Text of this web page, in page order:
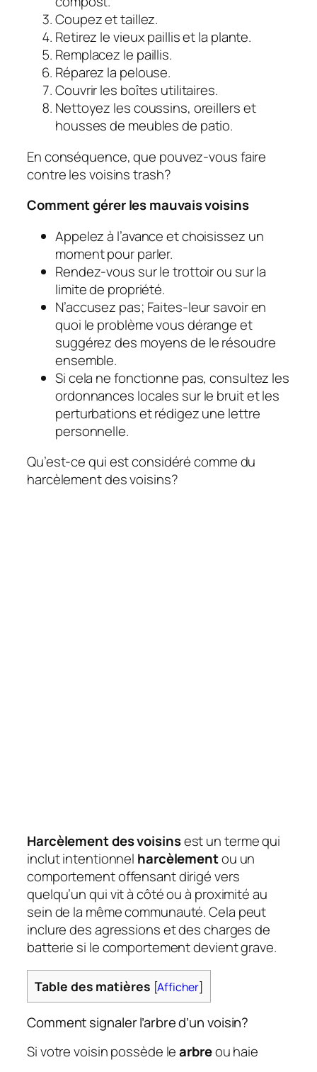
Coupez et taillez.
Retirez le vieux paillis et la plante.
Remplacez le paillis.
Réparez la pelouse.
Couvrir les boîtes utilitaires.
Nettoyez les coussins, oreillers et
housses de meubles de patio.
En conséquence, que pouvez-vous faire
contre les voisins trash?
Comment gérer les mauvais voisins
Appelez à l’avance et choisissez un
moment pour parler.
Rendez-vous sur le trottoir ou sur la
limite de propriété.
N’accusez pas; Faites-leur savoir en
quoi le problème vous dérange et
suggérez des moyens de le résoudre
ensemble.
Si cela ne fonctionne pas, consultez les
ordonnances locales sur le bruit et les
perturbations et rédigez une lettre
personnelle.
Qu’est-ce qui est considéré comme du
harcèlement des voisins?
Harcèlement des voisinsest un terme qui
inclut intentionnel harcèlementou un
comportement offensant dirigé vers
quelqu’un qui vit à côté ou à proximité au
sein de la même communauté. Cela peut
inclure des agressions et des charges de
batterie si le comportement devient grave.
Table des matières [Afficher]
Comment signaler l’arbre d’un voisin?
Si votre voisin possède learbreou haie